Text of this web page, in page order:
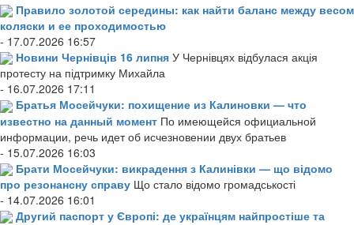
Правило золотой середины: как найти баланс между весом
коляски и ее проходимостью
- 17.07.2026 16:57
Новини Чернівців 16 липня У Чернівцях відбулася акція
протесту на підтримку Михайла
- 16.07.2026 17:11
Братья Мосейчуки: похищение из Калиновки — что
известно на данный момент По имеющейся официальной
информации, речь идет об исчезновении двух братьев
- 15.07.2026 16:03
Брати Мосейчуки: викрадення з Калинівки — що відомо
про резонансну справу Що стало відомо громадськості
- 14.07.2026 16:01
Другий паспорт у Європі: де українцям найпростіше та